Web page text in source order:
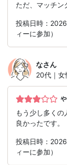
ただ、マッチン
投稿日時：
ィーに参加）
なさん
20代｜女
もう少し多く
良かったです。
投稿日時：
ィーに参加）